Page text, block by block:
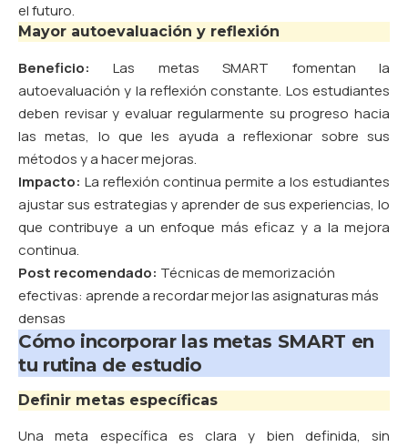
el futuro.
Mayor autoevaluación y reflexión
Beneficio: Las metas SMART fomentan la
autoevaluación y la reflexión constante. Los estudiantes
deben revisar y evaluar regularmente su progreso hacia
las metas, lo que les ayuda a reflexionar sobre sus
métodos y a hacer mejoras.
Impacto: La reflexión continua permite a los estudiantes
ajustar sus estrategias y aprender de sus experiencias, lo
que contribuye a un enfoque más eficaz y a la mejora
continua.
Post recomendado: Técnicas de memorización
efectivas: aprende a recordar mejor las asignaturas más
densas
Cómo incorporar las metas SMART en
tu rutina de estudio
Definir metas específicas
Una meta específica es clara y bien definida, sin